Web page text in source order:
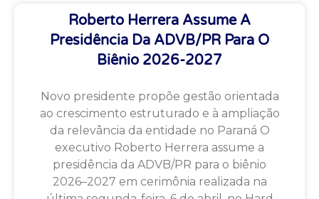
Roberto Herrera Assume A
Presidência Da ADVB/PR Para O
Biênio 2026-2027
Novo presidente propõe gestão orientada
ao crescimento estruturado e à ampliação
da relevância da entidade no Paraná O
executivo Roberto Herrera assume a
presidência da ADVB/PR para o biênio
2026–2027 em cerimônia realizada na